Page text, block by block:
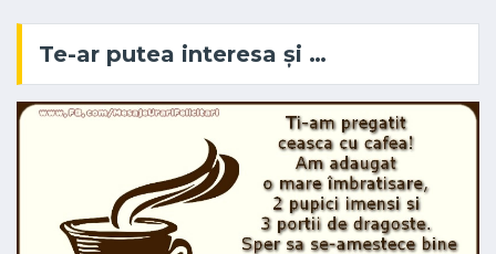
Te-ar putea interesa și …